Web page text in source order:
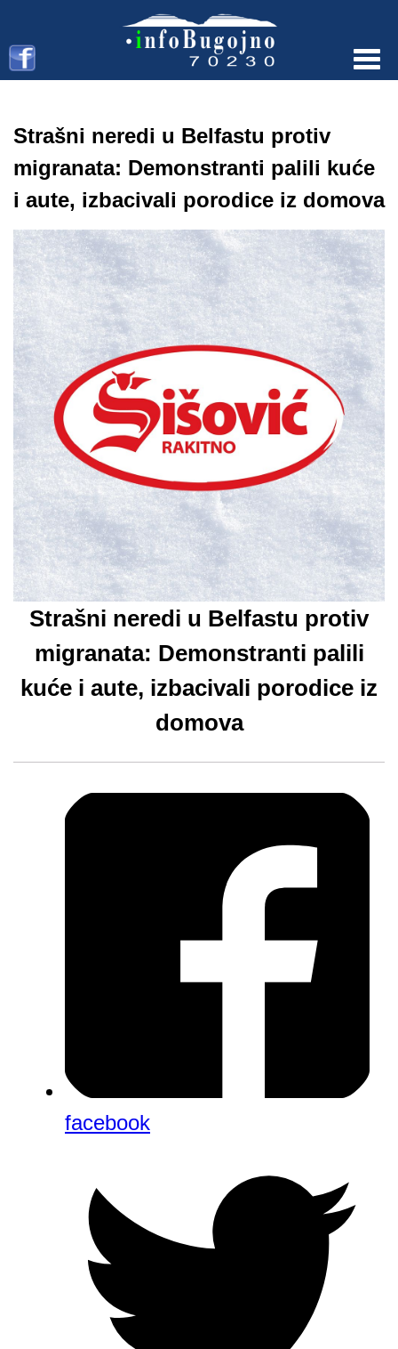
Strašni neredi u Belfastu protiv
migranata: Demonstranti palili kuće
i aute, izbacivali porodice iz domova
Strašni neredi u Belfastu protiv
migranata: Demonstranti palili
kuće i aute, izbacivali porodice iz
domova
facebook